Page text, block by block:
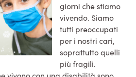
giorni che stiamo
vivendo. Siamo
tutti preoccupati
per i nostri cari,
soprattutto quelli
più fragili.